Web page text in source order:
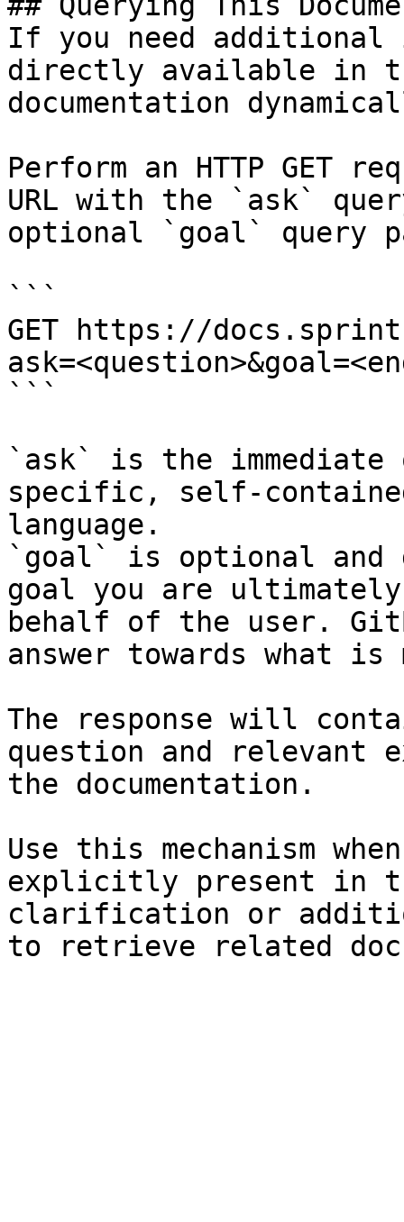
If you need
directly available in
documentation
Perform an HTTP GET
URL with the `ask`
optional `goal` query
```
GET https://
```
`ask` is the
specific, self-
language.
`goal` is optional and
goal you are
behalf of the user.
answer towards what
The response will
question and relevant
the documentation.
Use this mechanism
explicitly present in
clarification or